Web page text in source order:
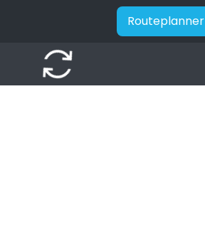
Routeplanner
autorenew